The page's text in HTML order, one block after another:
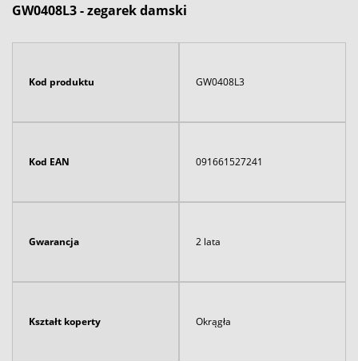
GW0408L3 - zegarek damski
Kod produktu GW0408L3
Kod EAN 091661527241
Gwarancja 2 lata
Kształt koperty Okrągła